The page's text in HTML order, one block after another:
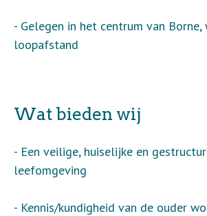
- Gelegen in het centrum van Borne,
loopafstand
Wat bieden wij
- Een veilige, huiselijke en
leefomgeving
- Kennis/kundigheid van de ouder